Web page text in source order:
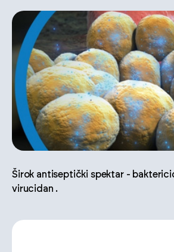
Širok antiseptički spektar -
virucidan .